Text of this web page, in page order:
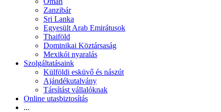
Zanzibár
Sri Lanka
Egyesült Arab Emirátusok
Thaiföld
Dominikai Köztársaság
Mexikói nyaralás
Szolgáltatásaink
Külföldi esküvő és nászút
Ajándékutalvány
Társítást vállalóknak
Online utasbiztosítás
...